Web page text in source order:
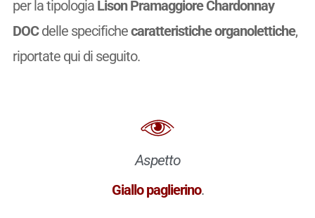
per la tipologia Lison Pramaggiore Chardonnay
DOCdelle specifichecaratteristiche organolettiche,
riportate qui di seguito.
Aspetto
Giallo paglierino.